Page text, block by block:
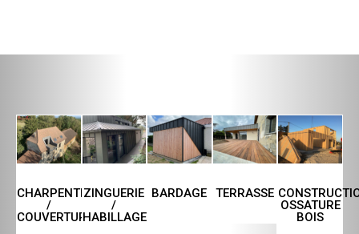
CHARPENTE
/
COUVERTURE
ZINGUERIE
/
HABILLAGE
BARDAGE TERRASSE
OSSATURE
BOIS